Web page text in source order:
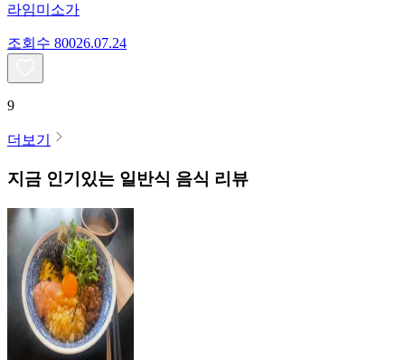
라임미소가
조회수 80026.07.24
9
더보기
지금 인기있는 일반식 음식 리뷰